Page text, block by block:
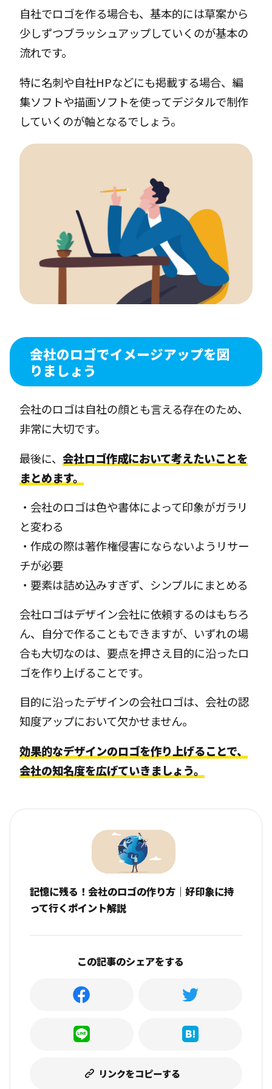
自社でロゴを作る場合も、基本的には草案から
少しずつブラッシュアップしていくのが基本の
流れです。
特に名刺や自社HPなどにも掲載する場合、編
集ソフトや描画ソフトを使ってデジタルで制作
していくのが軸となるでしょう。
会社のロゴでイメージアップを図
りましょう
会社のロゴは自社の顔とも言える存在のため、
非常に大切です。
最後に、会社ロゴ作成において考えたいことを
まとめます。
・会社のロゴは色や書体によって印象がガラリ
と変わる
・作成の際は著作権侵害にならないようリサー
チが必要
・要素は詰め込みすぎず、シンプルにまとめる
会社ロゴはデザイン会社に依頼するのはもちろ
ん、自分で作ることもできますが、いずれの場
合も大切なのは、要点を押さえ目的に沿ったロ
ゴを作り上げることです。
目的に沿ったデザインの会社ロゴは、会社の認
知度アップにおいて欠かせません。
効果的なデザインのロゴを作り上げることで、
会社の知名度を広げていきましょう。
記憶に残る！会社のロゴの作り方｜好印象に持
って行くポイント解説
この記事のシェアをする
リンクをコピーする